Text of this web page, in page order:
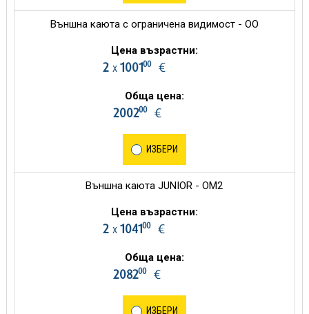
Външна каюта с ограничена видимост - OO
Цена възрастни:
2 х 100100€
Обща цена:
200200€
ИЗБЕРИ
Външна каюта JUNIOR - OM2
Цена възрастни:
2 х 104100€
Обща цена:
208200€
ИЗБЕРИ